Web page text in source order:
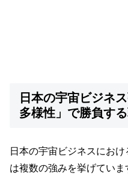
日本の宇宙ビジネ
多様性」で勝負す
日本の宇宙ビジネスにお
は複数の強みを挙げていま